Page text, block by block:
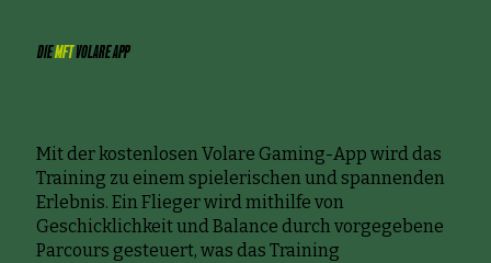
DIEMFTVOLARE APP
Mit der kostenlosen Volare Gaming-App wird das
Training zu einem spielerischen und spannenden
Erlebnis. Ein Flieger wird mithilfe von
Geschicklichkeit und Balance durch vorgegebene
Parcours gesteuert, was das Training